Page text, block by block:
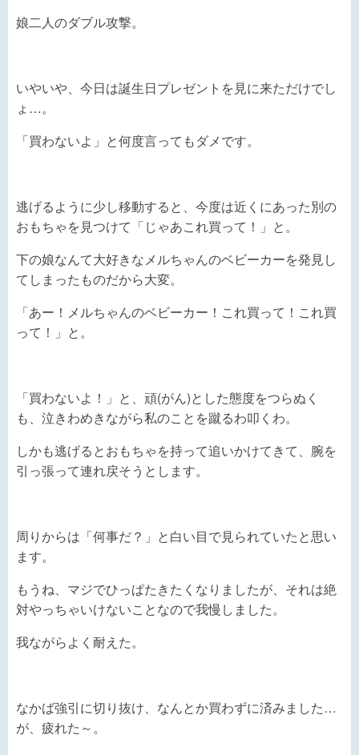
娘二人のダブル攻撃。
いやいや、今日は誕生日プレゼントを見に来ただけでし
ょ…。
「買わないよ」と何度言ってもダメです。
逃げるように少し移動すると、今度は近くにあった別の
おもちゃを見つけて「じゃあこれ買って！」と。
下の娘なんて大好きなメルちゃんのベビーカーを発見し
てしまったものだから大変。
「あー！メルちゃんのベビーカー！これ買って！これ買
って！」と。
「買わないよ！」と、頑(がん)とした態度をつらぬく
も、泣きわめきながら私のことを蹴るわ叩くわ。
しかも逃げるとおもちゃを持って追いかけてきて、腕を
引っ張って連れ戻そうとします。
周りからは「何事だ？」と白い目で見られていたと思い
ます。
もうね、マジでひっぱたきたくなりましたが、それは絶
対やっちゃいけないことなので我慢しました。
我ながらよく耐えた。
なかば強引に切り抜け、なんとか買わずに済みました…
が、疲れた～。